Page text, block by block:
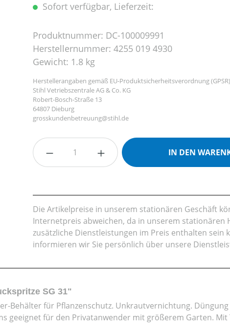
Sofort verfügbar, Lieferzeit:
Produktnummer: DC-100009991
Herstellernummer: 4255 019 4930
Gewicht: 1.8 kg
Herstellerangaben gemäß EU-Produktsicherheitsverordnung
Stihl Vetriebszentrale AG & Co. KG
Robert-Bosch-Straße 13
64807 Dieburg
grosskundenbetreuung@stihl.de
Produkt Anzahl: Gib den IN DEN
Die Artikelpreise in unserem stationären Geschäft
Internetpreis abweichen, da in unserem stationären
zusätzliche Dienstleistungen im Preis enthalten sein
informieren wir Sie persönlich über unsere
SG 31"
Behälter für Pflanzenschutz. Unkrautvernichtung.
geeignet für den Privatanwender mit größerem Garten.